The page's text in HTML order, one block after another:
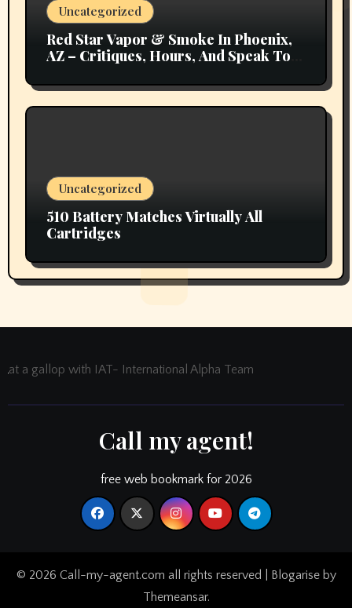
Uncategorized
Red Star Vapor & Smoke In Phoenix,
AZ – Critiques, Hours, And Speak To
Uncategorized
510 Battery Matches Virtually All
Cartridges
at a gallop with IAT- International Alpha Team
Call my agent!
free web bookmark for 2026
© 2026 Call-my-agent.com all rights reserved Blogariseby
Themeansar.